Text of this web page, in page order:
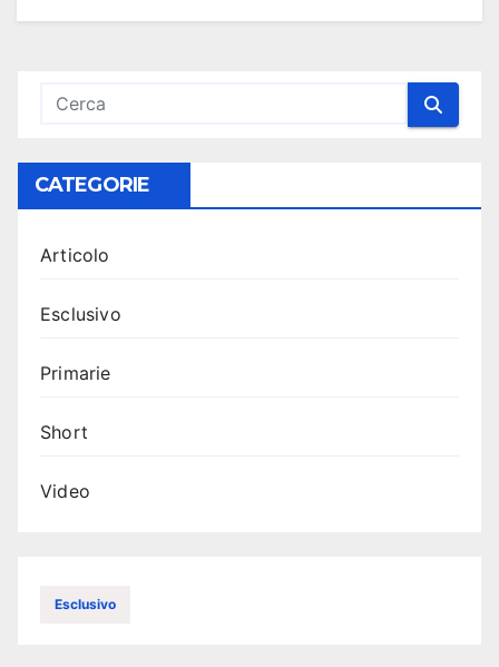
CATEGORIE
Articolo
Esclusivo
Primarie
Short
Video
Esclusivo